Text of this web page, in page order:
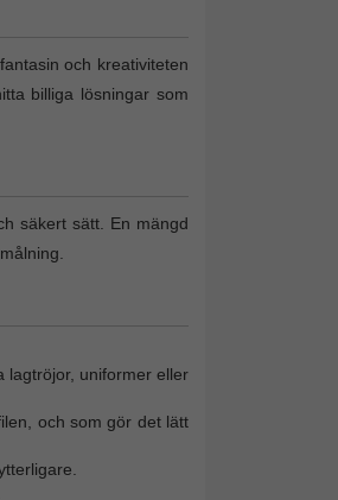
och kreativiteten
billiga lösningar som
säkert sätt. En mängd
lagtröjor, uniformer eller
och som gör det lätt